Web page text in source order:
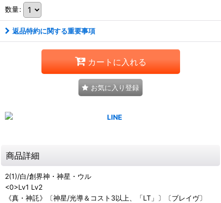
数量:
返品特約に関する重要事項
カートに入れる
お気に入り登録
商品詳細
2(1)/白/創界神・神星・ウル
<0>Lv1 Lv2
《真・神託》〔神星/光導＆コスト3以上、「LT」〕〔ブレイヴ〕